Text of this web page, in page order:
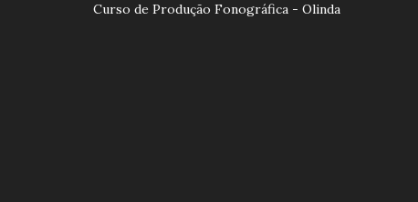
Curso de Produção Fonográfica - Olinda